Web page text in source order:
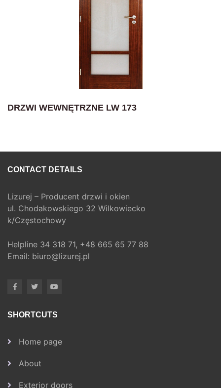
DRZWI WEWNĘTRZNE LW 173
CONTACT DETAILS
Lizurej – Producent drzwi i okien
ul. Chodakowskiego 32 Wilkowiecko
k/Częstochowy
Helpline 34 318 71, +48 665 65 77 88
Email: biuro@lizurej.pl
SHORTCUTS
Home page
About
Exterior doors